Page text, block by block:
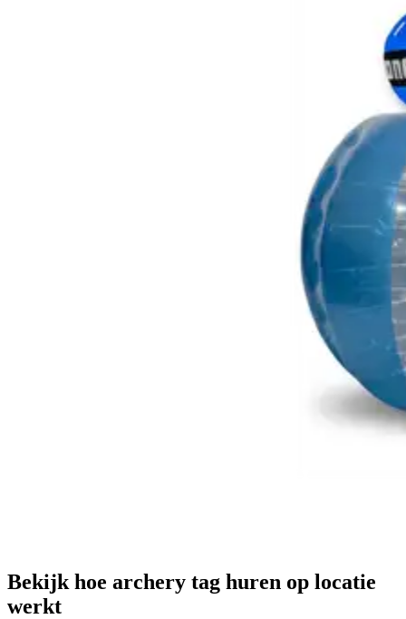
Bekijk hoe archery tag huren op locatie
werkt